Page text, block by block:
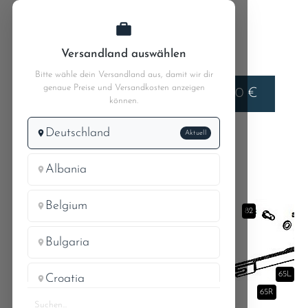
Liefern nach
Deutschland 0,00 €
MB W111
MB 220SEb 111.014
82
65L
65R
Versandland auswählen
Bitte wähle dein Versandland aus, damit wir dir
genaue Preise und Versandkosten anzeigen
können.
Deutschland Aktuell
Albania
Belgium
Bulgaria
Croatia